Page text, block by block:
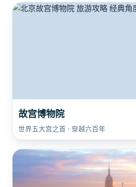
故宫博物院
世界五大宫之首 · 穿越六百年